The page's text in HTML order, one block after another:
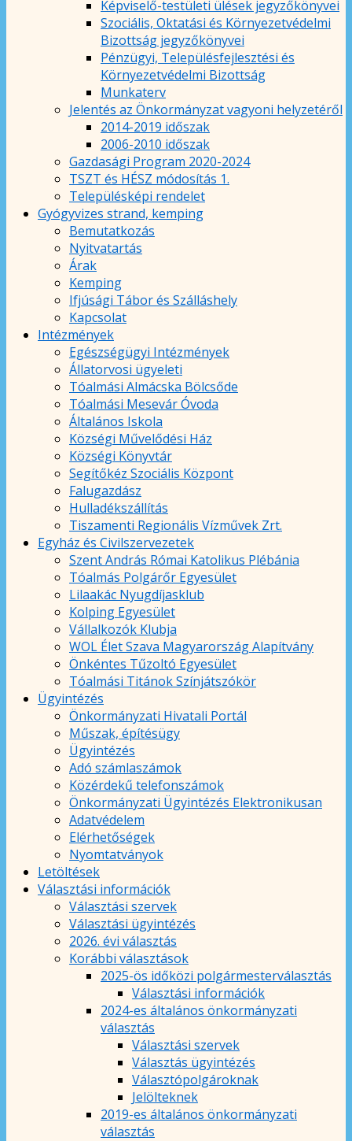
Képviselő-testületi ülések jegyzőkönyvei
Szociális, Oktatási és Környezetvédelmi
Bizottság jegyzőkönyvei
Pénzügyi, Településfejlesztési és
Környezetvédelmi Bizottság
Munkaterv
Jelentés az Önkormányzat vagyoni helyzetéről
2014-2019 időszak
2006-2010 időszak
Gazdasági Program 2020-2024
TSZT és HÉSZ módosítás 1.
Településképi rendelet
Gyógyvizes strand, kemping
Bemutatkozás
Nyitvatartás
Árak
Kemping
Ifjúsági Tábor és Szálláshely
Kapcsolat
Intézmények
Egészségügyi Intézmények
Állatorvosi ügyeleti
Tóalmási Almácska Bölcsőde
Tóalmási Mesevár Óvoda
Általános Iskola
Községi Művelődési Ház
Községi Könyvtár
Segítőkéz Szociális Központ
Falugazdász
Hulladékszállítás
Tiszamenti Regionális Vízművek Zrt.
Egyház és Civilszervezetek
Szent András Római Katolikus Plébánia
Tóalmás Polgárőr Egyesület
Lilaakác Nyugdíjasklub
Kolping Egyesület
Vállalkozók Klubja
WOL Élet Szava Magyarország Alapítvány
Önkéntes Tűzoltó Egyesület
Tóalmási Titánok Színjátszókör
Ügyintézés
Önkormányzati Hivatali Portál
Műszak, építésügy
Ügyintézés
Adó számlaszámok
Közérdekű telefonszámok
Önkormányzati Ügyintézés Elektronikusan
Adatvédelem
Elérhetőségek
Nyomtatványok
Letöltések
Választási információk
Választási szervek
Választási ügyintézés
2026. évi választás
Korábbi választások
2025-ös időközi polgármesterválasztás
Választási információk
2024-es általános önkormányzati
választás
Választási szervek
Választás ügyintézés
Választópolgároknak
Jelölteknek
2019-es általános önkormányzati
választás